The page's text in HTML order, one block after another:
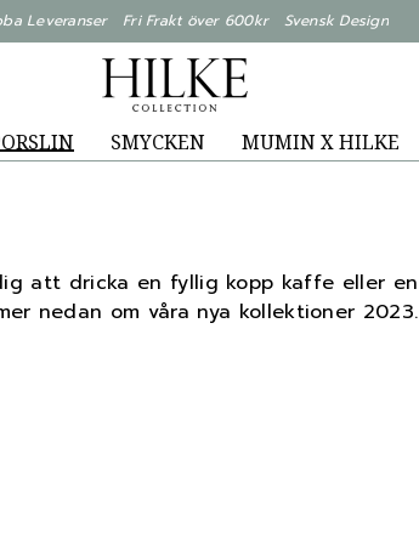
Leveranser Fri Frakt över 600kr Svensk Design
SMYCKEN MUMIN X HILKE
att dricka en fyllig kopp kaffe eller en
nedan om våra nya kollektioner 2023.